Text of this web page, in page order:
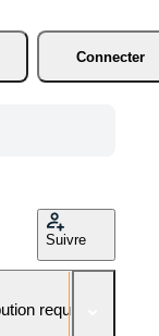
Connecter
Suivre
requise